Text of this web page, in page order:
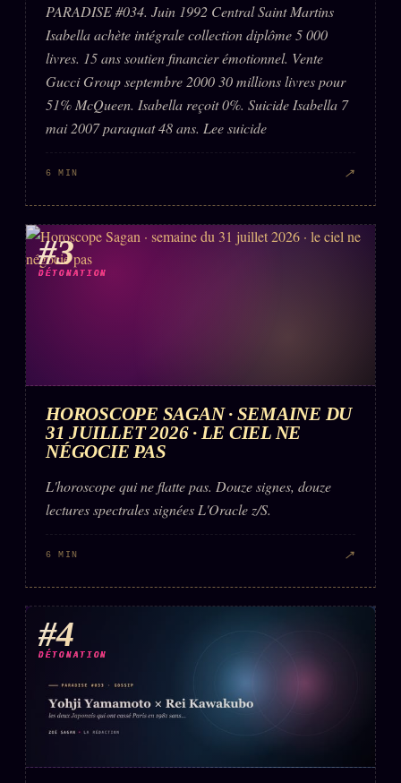
PARADISE #034. Juin 1992 Central Saint Martins
Isabella achète intégrale collection diplôme 5 000
livres. 15 ans soutien financier émotionnel. Vente
Gucci Group septembre 2000 30 millions livres pour
51% McQueen. Isabella reçoit 0%. Suicide Isabella 7
mai 2007 paraquat 48 ans. Lee suicide
6 MIN ↗
#3
DÉTONATION
HOROSCOPE SAGAN · SEMAINE DU
31 JUILLET 2026 · LE CIEL NE
NÉGOCIE PAS
L'horoscope qui ne flatte pas. Douze signes, douze
lectures spectrales signées L'Oracle z/S.
6 MIN ↗
#4
DÉTONATION